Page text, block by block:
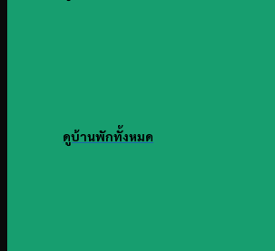
ดูบ้านพักทั้งหมด